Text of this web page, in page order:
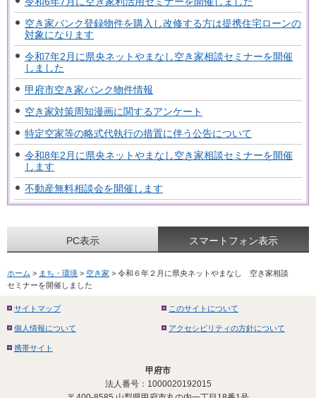
空き家バンク登録物件を購入し改修する方は提携住宅ローンの
対象になります
令和7年2月に県央ネットやまなし空き家相談セミナーを開催
しました
甲府市空き家バンク物件情報
空き家対策周知漫画に関するアンケート
特定空家等の略式代執行の措置に伴う公告について
令和8年2月に県央ネットやまなし空き家相談セミナーを開催
します
不動産無料相談会を開催します
PC表示 スマートフォン表示
ホーム > まち・環境 > 空き家 > 令和６年２月に県央ネットやまなし 空き家相談
セミナーを開催しました
サイトマップ このサイトについて
個人情報について アクセシビリティの方針について
携帯サイト
甲府市
法人番号：1000020192015